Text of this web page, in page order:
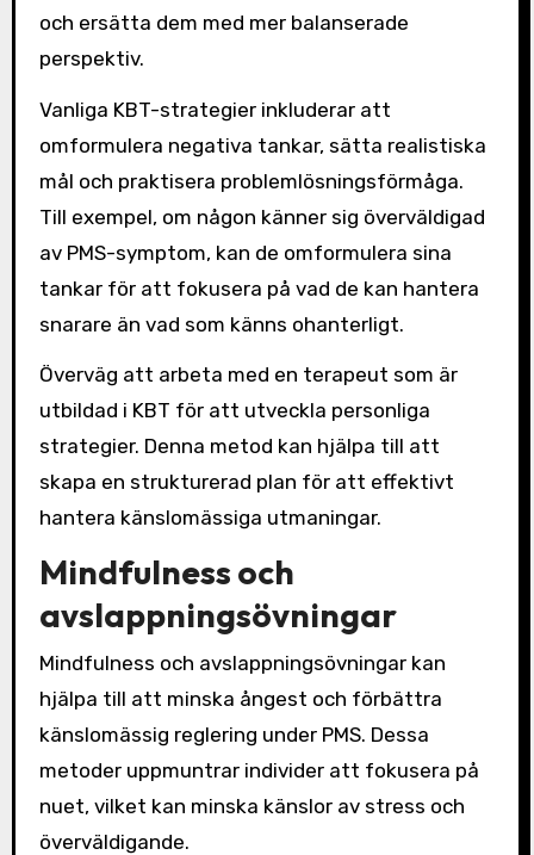
och ersätta dem med mer balanserade
perspektiv.
Vanliga KBT-strategier inkluderar att
omformulera negativa tankar, sätta realistiska
mål och praktisera problemlösningsförmåga.
Till exempel, om någon känner sig överväldigad
av PMS-symptom, kan de omformulera sina
tankar för att fokusera på vad de kan hantera
snarare än vad som känns ohanterligt.
Överväg att arbeta med en terapeut som är
utbildad i KBT för att utveckla personliga
strategier. Denna metod kan hjälpa till att
skapa en strukturerad plan för att effektivt
hantera känslomässiga utmaningar.
Mindfulness och
avslappningsövningar
Mindfulness och avslappningsövningar kan
hjälpa till att minska ångest och förbättra
känslomässig reglering under PMS. Dessa
metoder uppmuntrar individer att fokusera på
nuet, vilket kan minska känslor av stress och
överväldigande.